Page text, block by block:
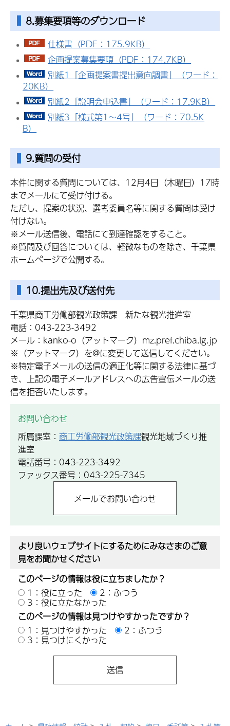
8.募集要項等のダウンロード
仕様書（PDF：175.9KB）
企画提案募集要項（PDF：174.7KB）
別紙1「企画提案書提出意向調書」（ワード：
20KB）
別紙2「説明会申込書」（ワード：17.9KB）
別紙3「様式第1～4号」（ワード：70.5K
B）
9.質問の受付
本件に関する質問については、12月4日（木曜日）17時
までメールにて受け付ける。
ただし、提案の状況、選考委員名等に関する質問は受け
付けない。
※メール送信後、電話にて到達確認をすること。
※質問及び回答については、軽微なものを除き、千葉県
ホームページで公開する。
10.提出先及び送付先
千葉県商工労働部観光政策課 新たな観光推進室
電話：043-223-3492
メール：kanko-o（アットマーク）mz.pref.chiba.lg.jp
※（アットマーク）を@に変更して送信してください。
※特定電子メールの送信の適正化等に関する法律に基づ
き、上記の電子メールアドレスへの広告宣伝メールの送
信を拒否いたします。
お問い合わせ
所属課室： 商工労働部観光政策課観光地域づくり推
進室
電話番号：043-223-3492
ファックス番号：043-225-7345
より良いウェブサイトにするためにみなさまのご意
見をお聞かせください
このページの情報は役に立ちましたか？
1：役に立った
2：ふつう
3：役に立たなかった
このページの情報は見つけやすかったですか？
1：見つけやすかった
2：ふつう
3：見つけにくかった